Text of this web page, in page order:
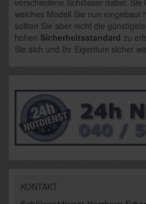
welches Modell Sie nun eingebaut
sollten Sie aber nicht die
hohen Sicherheitsstandard zu
Sie sich und Ihr Eigentum sicher
KONTAKT